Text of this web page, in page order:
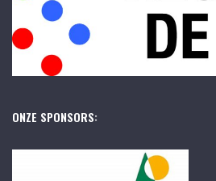
ONZE SPONSORS: